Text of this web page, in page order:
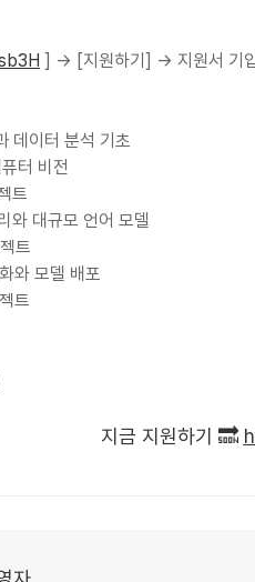
] → [지원하기] → 지원서 기
데이터 분석 기초
터 비전
트
와 대규모 언어 모델
트
와 모델 배포
트
지금 지원하기 🔜